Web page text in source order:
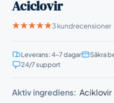
Aciclovir
3 kundrecensioner
Leverans: 4–7 dagar
Säkra
24/7 support
Aktiv ingrediens: Aciklovir